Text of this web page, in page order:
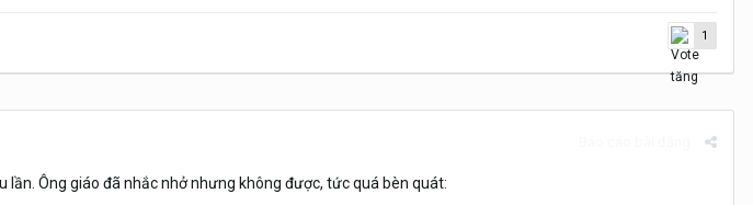
1
Ông giáo đã nhắc nhở nhưng không được, tức quá bèn quát: